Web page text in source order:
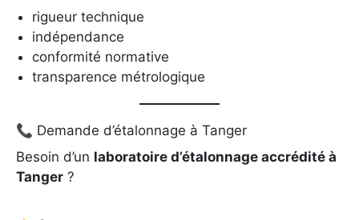
rigueur technique
indépendance
conformité normative
transparence métrologique
📞 Demande d’étalonnage à Tanger
Besoin d’un laboratoire d’étalonnage accrédité à
Tanger ?